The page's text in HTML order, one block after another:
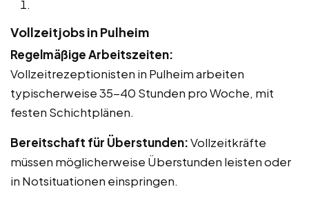
Vollzeitjobs in Pulheim
Regelmäßige Arbeitszeiten:
Vollzeitrezeptionisten in Pulheim arbeiten
typischerweise 35-40 Stunden pro Woche, mit
festen Schichtplänen.
Bereitschaft für Überstunden:Vollzeitkräfte
müssen möglicherweise Überstunden leisten oder
in Notsituationen einspringen.